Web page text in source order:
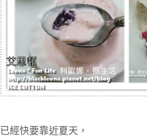
已經快要靠近夏天，